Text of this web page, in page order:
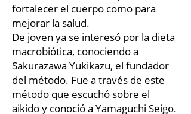
fortalecer el cuerpo como para
mejorar la salud.
De joven ya se interesó por la dieta
macrobiótica, conociendo a
Sakurazawa Yukikazu, el fundador
del método. Fue a través de este
método que escuchó sobre el
aikido y conoció a Yamaguchi Seigo.